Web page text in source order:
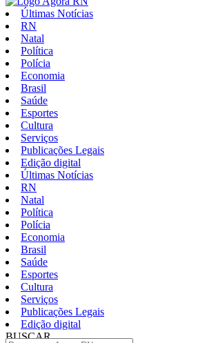
Últimas Notícias
RN
Natal
Política
Polícia
Economia
Brasil
Saúde
Esportes
Cultura
Serviços
Publicações Legais
Edição digital
Últimas Notícias
RN
Natal
Política
Polícia
Economia
Brasil
Saúde
Esportes
Cultura
Serviços
Publicações Legais
Edição digital
BUSCAR